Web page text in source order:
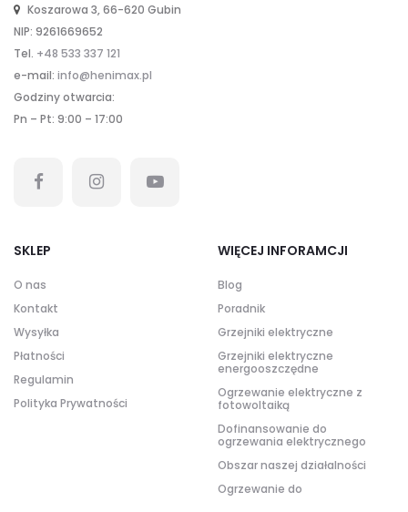
Koszarowa 3, 66-620 Gubin
NIP: 9261669652
Tel. +48 533 337 121
e-mail: info@henimax.pl
Godziny otwarcia:
Pn – Pt: 9:00 – 17:00
SKLEP
O nas
Kontakt
Wysyłka
Płatności
Regulamin
Polityka Prywatności
WIĘCEJ INFORAMCJI
Blog
Poradnik
Grzejniki elektryczne
Grzejniki elektryczne
energooszczędne
Ogrzewanie elektryczne z
fotowoltaiką
Dofinansowanie do
ogrzewania elektrycznego
Obszar naszej działalności
Ogrzewanie do